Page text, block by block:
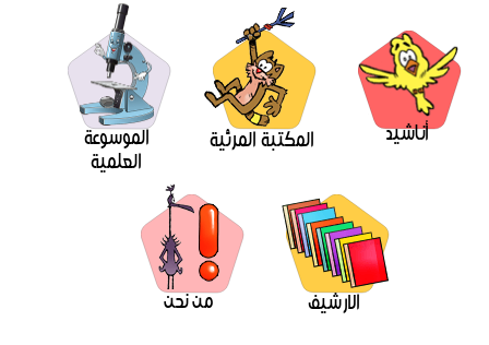
أناشيد المكتبة المرئية الموسوعة
العلمية
الارشيف من نحن